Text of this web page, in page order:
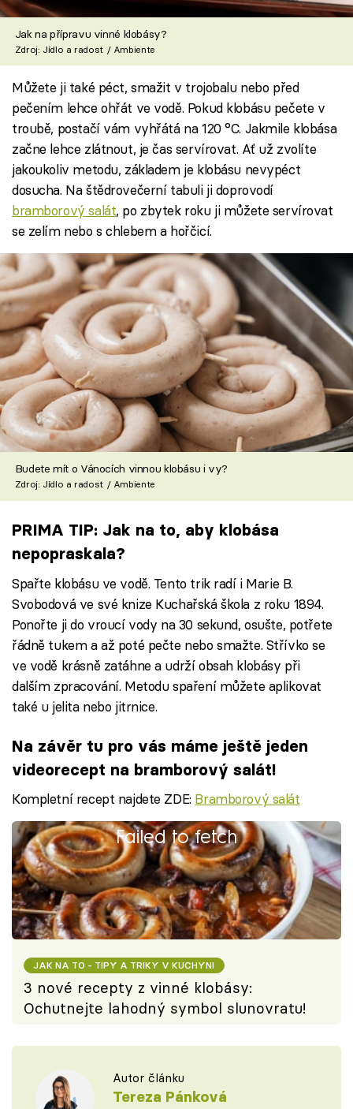
Jak na přípravu vinné klobásy?
Zdroj: Jídlo a radost / Ambiente
Můžete ji také péct, smažit v trojobalu nebo před
pečením lehce ohřát ve vodě. Pokud klobásu pečete v
troubě, postačí vám vyhřátá na 120 °C. Jakmile klobása
začne lehce zlátnout, je čas servírovat. Ať už zvolíte
jakoukoliv metodu, základem je klobásu nevypéct
dosucha. Na štědrovečerní tabuli ji doprovodí
bramborový salát, po zbytek roku ji můžete servírovat
se zelím nebo s chlebem a hořčicí.
Budete mít o Vánocích vinnou klobásu i vy?
Zdroj: Jídlo a radost / Ambiente
PRIMA TIP: Jak na to, aby klobása
nepopraskala?
Spařte klobásu ve vodě. Tento trik radí i Marie B.
Svobodová ve své knize Kuchařská škola z roku 1894.
Ponořte ji do vroucí vody na 30 sekund, osušte, potřete
řádně tukem a až poté pečte nebo smažte. Střívko se
ve vodě krásně zatáhne a udrží obsah klobásy při
dalším zpracování. Metodu spaření můžete aplikovat
také u jelita nebo jitrnice.
Na závěr tu pro vás máme ještě jeden
videorecept na bramborový salát!
Kompletní recept najdete ZDE: Bramborový salát
Failed to fetch
JAK NA TO - TIPY A TRIKY V KUCHYNI
3 nové recepty z vinné klobásy:
Ochutnejte lahodný symbol slunovratu!
Autor článku
Tereza Pánková